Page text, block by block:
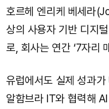
호르헤 엔리케 베세라
상의 사용자 기반 디지
로, 회사는 연간 ‘7자리
유럽에서도 실제 성과
알함브라 IT와 협력해